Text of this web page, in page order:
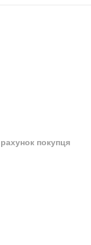
покупця